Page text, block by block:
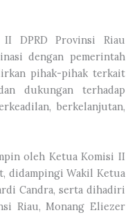
DPRD Provinsi Riau
dengan pemerintah
pihak-pihak terkait
dukungan terhadap
berkelanjutan,
oleh Ketua Komisi II
didampingi Wakil Ketua
Candra, serta dihadiri
Riau, Monang Eliezer